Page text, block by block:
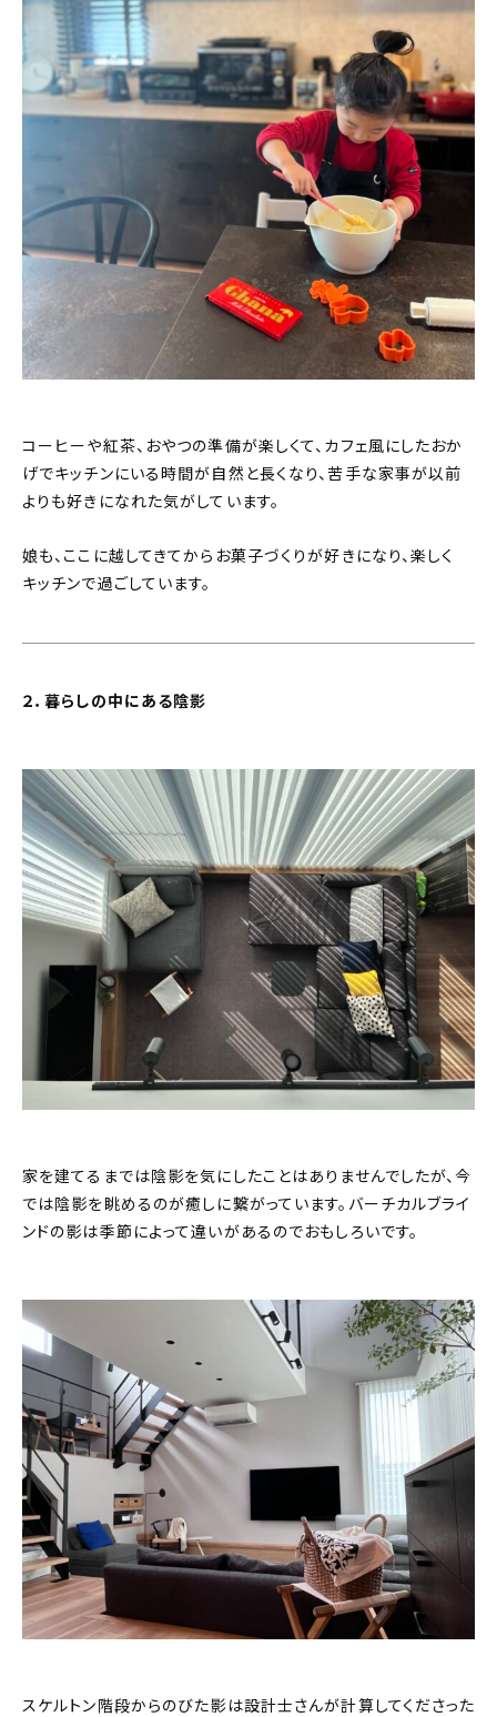
コーヒーや紅茶、おやつの準備が楽しくて、カフェ風にしたおか
げでキッチンにいる時間が自然と長くなり、苦手な家事が以前
よりも好きになれた気がしています。
娘も、ここに越してきてからお菓子づくりが好きになり、楽しく
キッチンで過ごしています。
２．暮らしの中にある陰影
家を建てるまでは陰影を気にしたことはありませんでしたが、今
では陰影を眺めるのが癒しに繋がっています。バーチカルブライ
ンドの影は季節によって違いがあるのでおもしろいです。
スケルトン階段からのびた影は設計士さんが計算してくださった